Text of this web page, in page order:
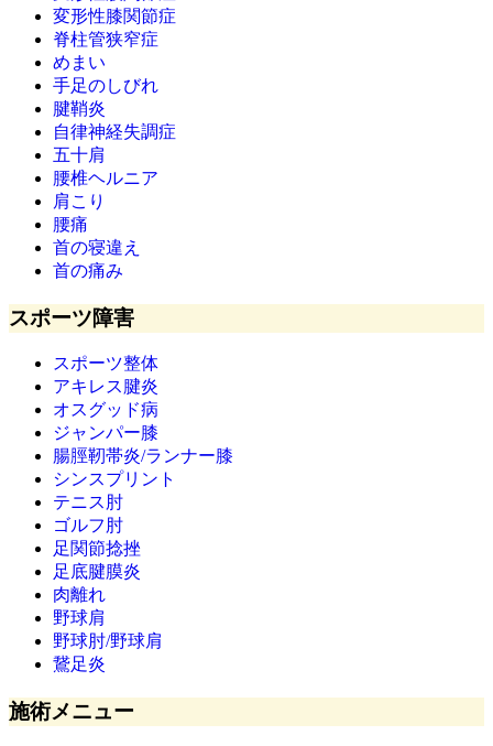
変形性膝関節症
脊柱管狭窄症
めまい
手足のしびれ
腱鞘炎
自律神経失調症
五十肩
腰椎ヘルニア
肩こり
腰痛
首の寝違え
首の痛み
スポーツ障害
スポーツ整体
アキレス腱炎
オスグッド病
ジャンパー膝
腸脛靭帯炎/ランナー膝
シンスプリント
テニス肘
ゴルフ肘
足関節捻挫
足底腱膜炎
肉離れ
野球肩
野球肘/野球肩
鵞足炎
施術メニュー